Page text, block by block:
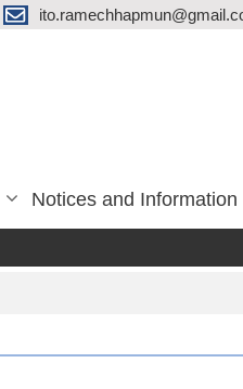
Notices and Information